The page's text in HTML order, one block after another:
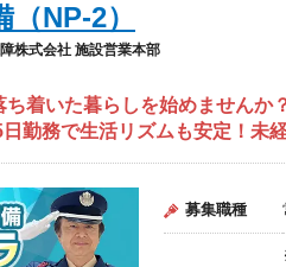
NP-2）
株式会社 施設営業本部
ち着いた暮らしを始めませんか
日勤務で生活リズムも安定！未
募集職種